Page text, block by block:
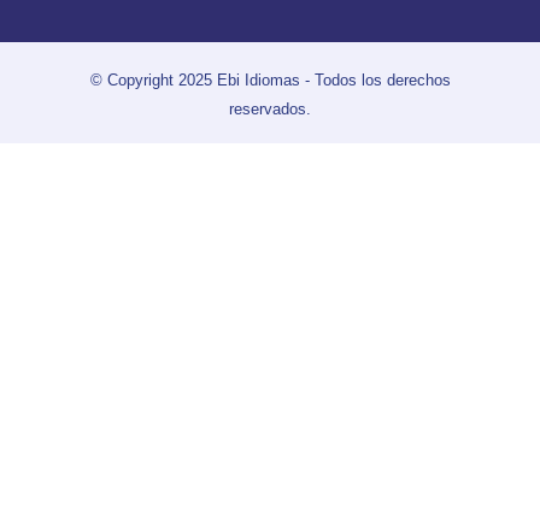
© Copyright 2025 Ebi Idiomas - Todos los derechos
reservados.